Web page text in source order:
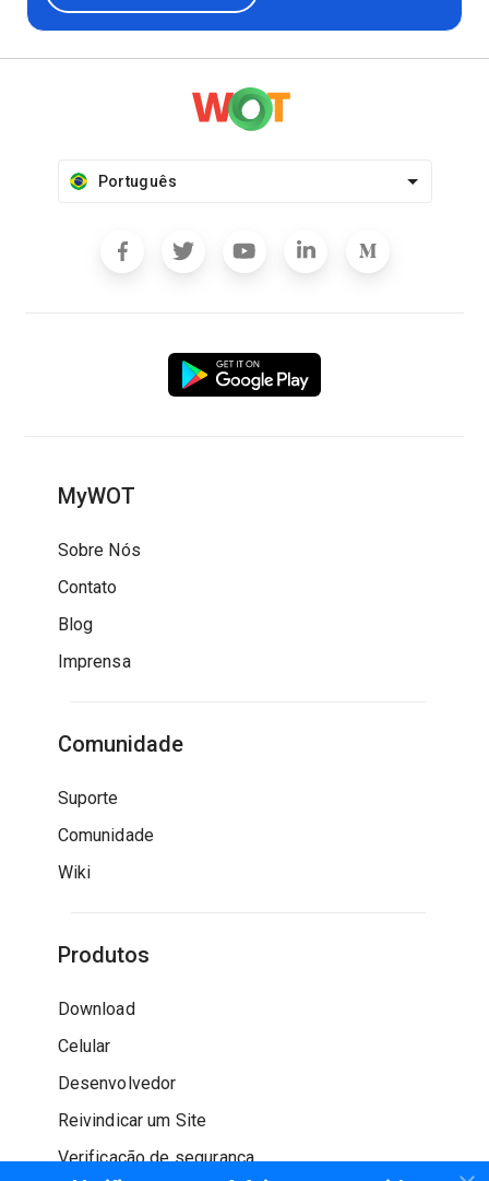
Português
MyWOT
Sobre Nós
Contato
Blog
Imprensa
Comunidade
Suporte
Comunidade
Wiki
Produtos
Download
Celular
Desenvolvedor
Reivindicar um Site
Verificação de segurança